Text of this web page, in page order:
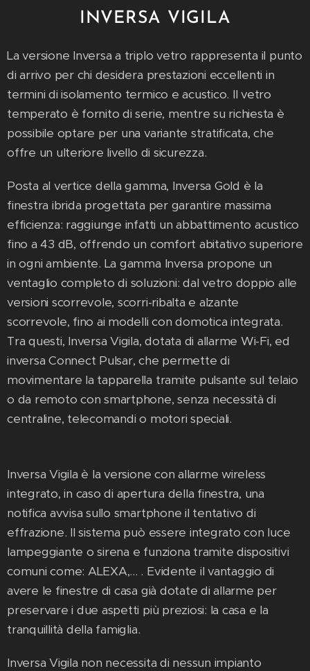
INVERSA VIGILA
La versione Inversa a triplo vetro rappresenta il punto
di arrivo per chi desidera prestazioni eccellenti in
termini di isolamento termico e acustico. Il vetro
temperato è fornito di serie, mentre su richiesta è
possibile optare per una variante stratificata, che
offre un ulteriore livello di sicurezza.
Posta al vertice della gamma, Inversa Gold è la
finestra ibrida progettata per garantire massima
efficienza: raggiunge infatti un abbattimento acustico
fino a 43 dB, offrendo un comfort abitativo superiore
in ogni ambiente. La gamma Inversa propone un
ventaglio completo di soluzioni: dal vetro doppio alle
versioni scorrevole, scorri-ribalta e alzante
scorrevole, fino ai modelli con domotica integrata.
Tra questi, Inversa Vigila, dotata di allarme Wi-Fi, ed
inversa Connect Pulsar, che permette di
movimentare la tapparella tramite pulsante sul telaio
o da remoto con smartphone, senza necessità di
centraline, telecomandi o motori speciali.
Inversa Vigila è la versione con allarme wireless
integrato, in caso di apertura della finestra, una
notifica avvisa sullo smartphone il tentativo di
effrazione. Il sistema può essere integrato con luce
lampeggiante o sirena e funziona tramite dispositivi
comuni come: ALEXA,... . Evidente il vantaggio di
avere le finestre di casa già dotate di allarme per
preservare i due aspetti più preziosi: la casa e la
tranquillità della famiglia.
Inversa Vigila non necessita di nessun impianto